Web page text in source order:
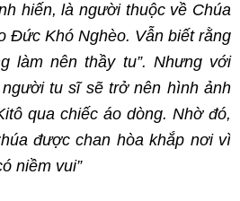
hiến, là người thuộc về Chúa
Đức Khó Nghèo. Vẫn biết rằng
làm nên thầy tu”. Nhưng với
tu sĩ sẽ trở nên hình ảnh
qua chiếc áo dòng. Nhờ đó,
được chan hòa khắp nơi vì
niềm vui”